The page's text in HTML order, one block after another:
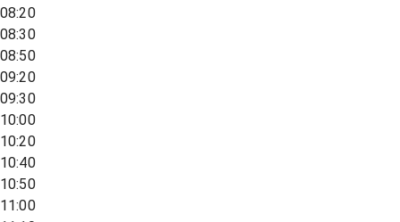
08:20
08:30
08:50
09:20
09:30
10:00
10:20
10:40
10:50
11:00